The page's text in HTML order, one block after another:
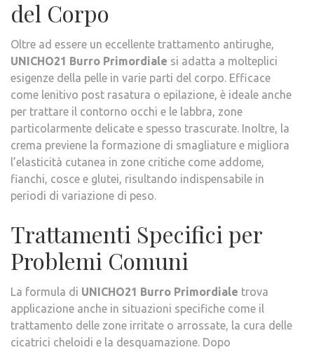
del Corpo
Oltre ad essere un eccellente trattamento antirughe,
UNICHO21 Burro Primordiale si adatta a molteplici
esigenze della pelle in varie parti del corpo. Efficace
come lenitivo post rasatura o epilazione, è ideale anche
per trattare il contorno occhi e le labbra, zone
particolarmente delicate e spesso trascurate. Inoltre, la
crema previene la formazione di smagliature e migliora
l’elasticità cutanea in zone critiche come addome,
fianchi, cosce e glutei, risultando indispensabile in
periodi di variazione di peso.
Trattamenti Specifici per
Problemi Comuni
La formula di UNICHO21 Burro Primordiale trova
applicazione anche in situazioni specifiche come il
trattamento delle zone irritate o arrossate, la cura delle
cicatrici cheloidi e la desquamazione. Dopo